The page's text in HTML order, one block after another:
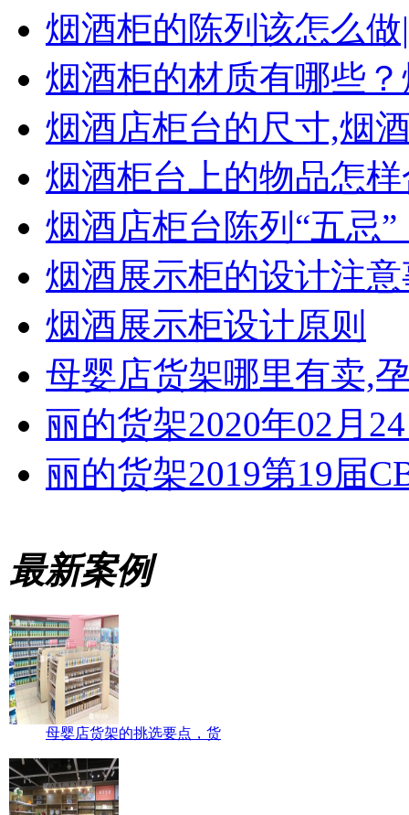
烟酒柜的陈列该怎么
烟酒柜的材质有哪些
烟酒店柜台的尺寸,烟
烟酒柜台上的物品怎
烟酒店柜台陈列“五忌
烟酒展示柜的设计注
烟酒展示柜设计原则
母婴店货架哪里有卖,
丽的货架2020年02月
丽的货架2019第19届
最新案例
母婴店货架的挑选要点，货